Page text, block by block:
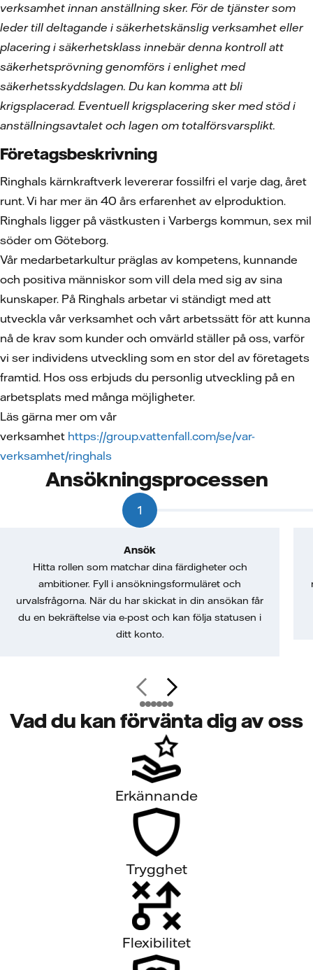
verksamhet innan anställning sker. För de tjänster som
leder till deltagande i säkerhetskänslig verksamhet eller
placering i säkerhetsklass innebär denna kontroll att
säkerhetsprövning genomförs i enlighet med
säkerhetsskyddslagen. Du kan komma att bli
krigsplacerad. Eventuell krigsplacering sker med stöd i
anställningsavtalet och lagen om totalförsvarsplikt.
Företagsbeskrivning
Ringhals kärnkraftverk levererar fossilfri el varje dag, året
runt. Vi har mer än 40 års erfarenhet av elproduktion.
Ringhals ligger på västkusten i Varbergs kommun, sex mil
söder om Göteborg.
Vår medarbetarkultur präglas av kompetens, kunnande
och positiva människor som vill dela med sig av sina
kunskaper. På Ringhals arbetar vi ständigt med att
utveckla vår verksamhet och vårt arbetssätt för att kunna
nå de krav som kunder och omvärld ställer på oss, varför
vi ser individens utveckling som en stor del av företagets
framtid. Hos oss erbjuds du personlig utveckling på en
arbetsplats med många möjligheter.
Läs gärna mer om vår
verksamhet https://group.vattenfall.com/se/var-
verksamhet/ringhals
Ansökningsprocessen
1
Ansök
Hitta rollen som matchar dina färdigheter och
ambitioner. Fyll i ansökningsformuläret och
urvalsfrågorna. När du har skickat in din ansökan får
du en bekräftelse via e-post och kan följa statusen i
ditt konto.
Vad du kan förvänta dig av oss
Erkännande
Trygghet
Flexibilitet